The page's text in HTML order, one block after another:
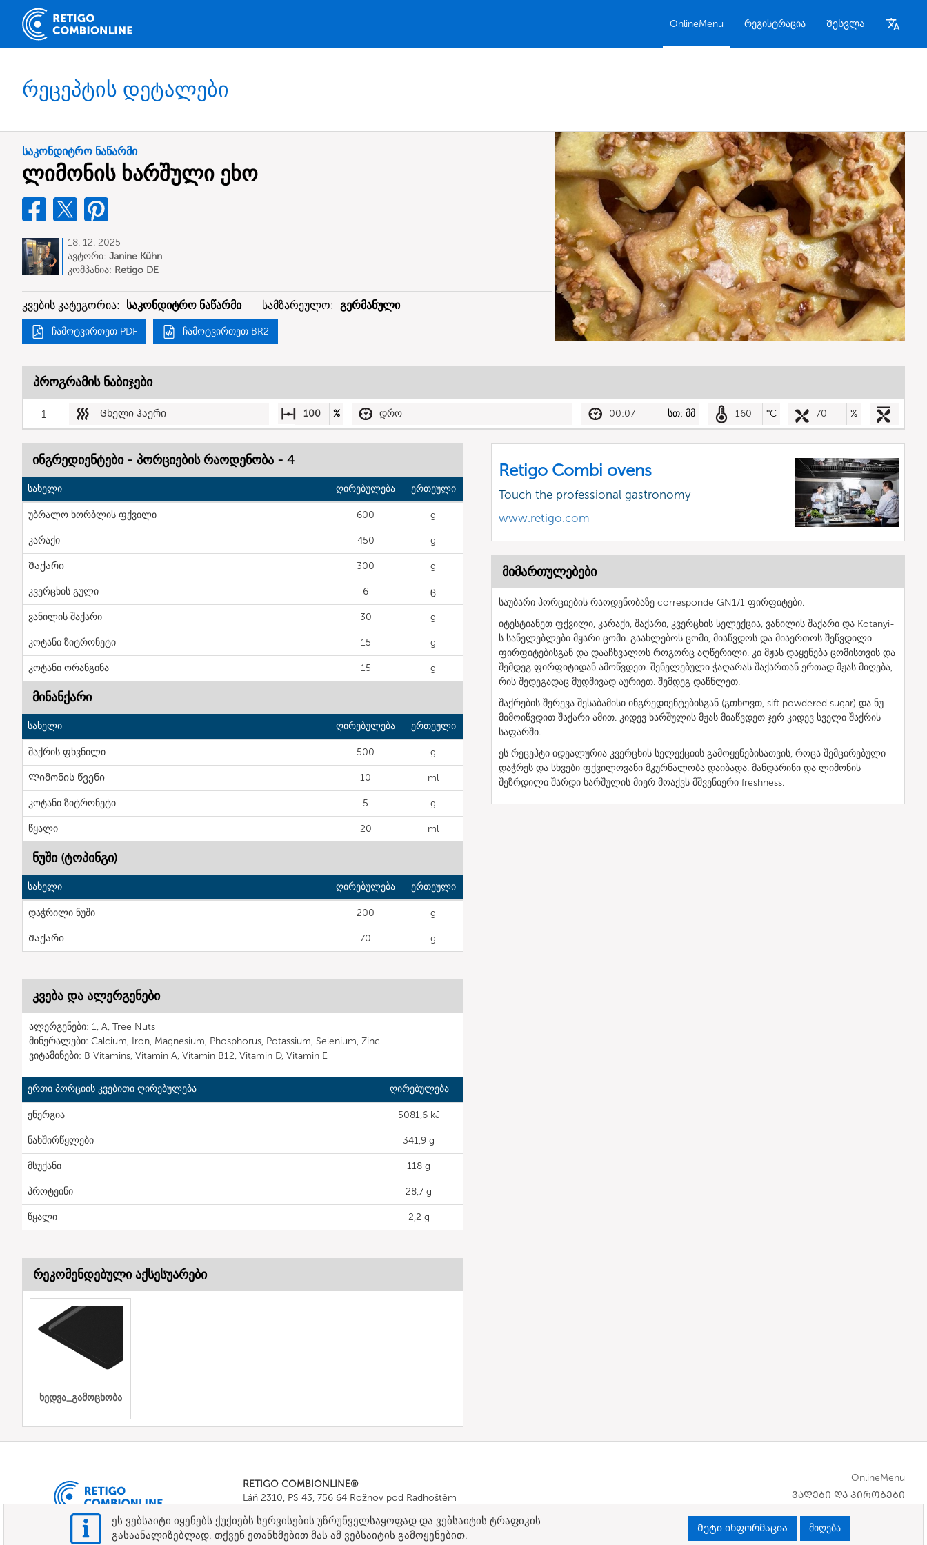
OnlineMenu რეგისტრაცია Შესვლა
რეცეპტის დეტალები
საკონდიტრო ნაწარმი
ლიმონის ხარშული ეხო
18. 12. 2025
ავტორი: Janine Kühn
კომპანია: Retigo DE
კვების კატეგორია: საკონდიტრო ნაწარმი სამზარეულო: გერმანული
ჩამოტვირთეთ PDF ჩამოტვირთეთ BR2
პროგრამის ნაბიჯები
1 Ცხელი ჰაერი 100 % დრო 00:07 სთ: მმ 160 °C 70 %
ინგრედიენტები - პორციების რაოდენობა - 4
სახელი ღირებულება ერთეული
უბრალო ხორბლის ფქვილი 600 g
კარაქი 450 g
Შაქარი 300 g
კვერცხის გული 6 ც
ვანილის შაქარი 30 g
კოტანი ზიტრონეტი 15 g
კოტანი ორანგინა 15 g
მინანქარი
სახელი ღირებულება ერთეული
შაქრის ფხვნილი 500 g
Ლიმონის წვენი 10 ml
კოტანი ზიტრონეტი 5 g
წყალი 20 ml
ნუში (ტოპინგი)
სახელი ღირებულება ერთეული
დაჭრილი ნუში 200 g
Შაქარი 70 g
კვება და ალერგენები
ალერგენები: 1, A, Tree Nuts
მინერალები: Calcium, Iron, Magnesium, Phosphorus, Potassium, Selenium, Zinc
ვიტამინები: B Vitamins, Vitamin A, Vitamin B12, Vitamin D, Vitamin E
ერთი პორციის კვებითი ღირებულება ღირებულება
ენერგია 5081,6 kJ
ნახშირწყლები 341,9 g
მსუქანი 118 g
პროტეინი 28,7 g
წყალი 2,2 g
Retigo Combi ovens
Touch the professional gastronomy
www.retigo.com
მიმართულებები
საუბარი პორციების რაოდენობაზე corresponde GN1/1 ფირფიტები.
იტესტიანეთ ფქვილი, კარაქი, შაქარი, კვერცხის სელექცია, ვანილის შაქარი და Kotanyi-
ს სანელებლები მყარი ცომი. გაახლებოს ცომი, მიაწვდოს და მიაერთოს შეწვდილი
ფირფიტებისგან და დააჩხვალოს როგორც აღწერილი. კი მჟას დაყენება ცომისთვის და
შემდეგ ფირფიტიდან ამოწვდეთ. შენელებული ჭაღარას შაქართან ერთად მჟას მიღება,
რის შედეგადაც მუდმივად აურიეთ. შემდეგ დაწნლეთ.
შაქრების შერევა შესაბამისი ინგრედიენტებისგან (გთხოვთ, sift powdered sugar) და ნუ
მიმოიწვდით შაქარი ამით. კიდევ ხარშულის მჟას მიაწვდეთ ჯერ კიდევ სველი შაქრის
საფარში.
ეს რეცეპტი იდეალურია კვერცხის სელექციის გამოყენებისათვის, როცა შემცირებული
დაჭრეს და სხვები ფქვილოვანი მკურნალობა დაიბადა. მანდარინი და ლიმონის
შეზრდილი შარდი ხარშულის მიერ მოაქვს მშვენიერი freshness.
რეკომენდებული აქსესუარები
ხედვა_გამოცხობა
RETIGO COMBIONLINE®
Láň 2310, PS 43, 756 64 Rožnov pod Radhoštěm
E-mail:info@combionline.com
OnlineMenu
ᲕᲐᲓᲔᲑᲘ ᲓᲐ ᲞᲘᲠᲝᲑᲔᲑᲘ
ეს ვებსაიტი იყენებს ქუქიებს სერვისების უზრუნველსაყოფად და ვებსაიტის ტრაფიკის
გასაანალიზებლად. თქვენ ეთანხმებით მას ამ ვებსაიტის გამოყენებით.
Მეტი ინფორმაცია მიღება